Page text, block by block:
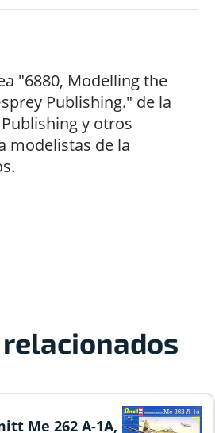
"6880, Modelling the
Publishing." de la
y otros
modelistas de la
Me 262 A-1A,